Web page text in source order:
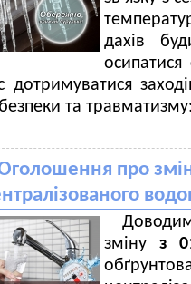
дахів
дотримуватися
та
про
зміну з